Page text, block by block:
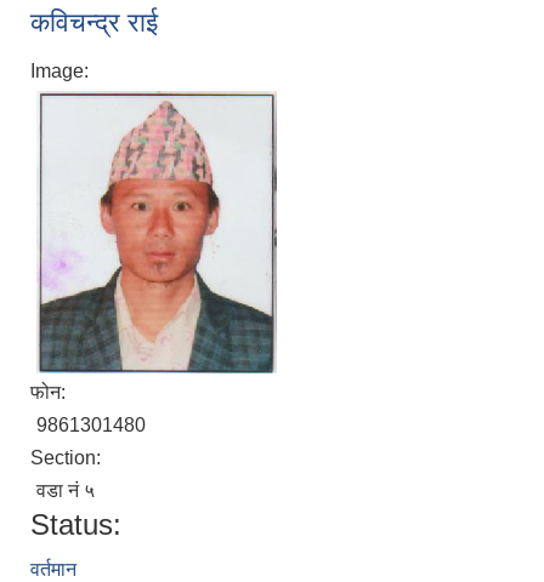
कविचन्द्र राई
Image:
फोन:
9861301480
Section:
वडा नं ५
Status:
वर्तमान